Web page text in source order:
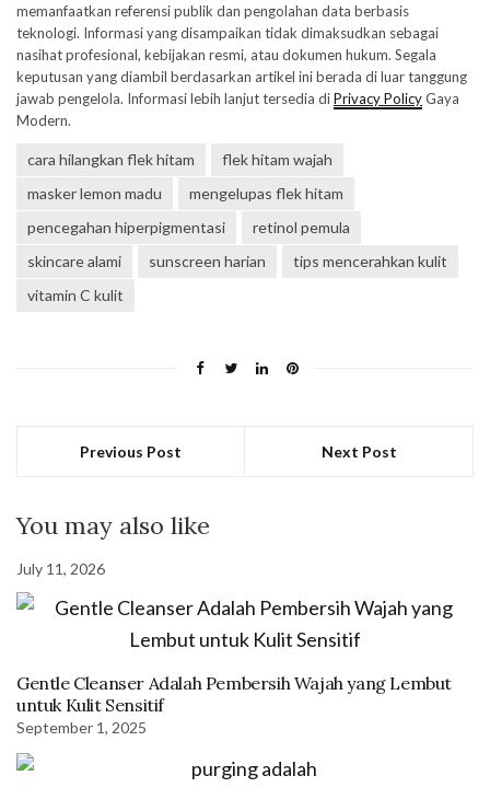
memanfaatkan referensi publik dan pengolahan data berbasis
teknologi. Informasi yang disampaikan tidak dimaksudkan sebagai
nasihat profesional, kebijakan resmi, atau dokumen hukum. Segala
keputusan yang diambil berdasarkan artikel ini berada di luar tanggung
jawab pengelola. Informasi lebih lanjut tersedia diPrivacy PolicyGaya
Modern.
cara hilangkan flek hitam
flek hitam wajah
masker lemon madu
mengelupas flek hitam
pencegahan hiperpigmentasi
retinol pemula
skincare alami
sunscreen harian
tips mencerahkan kulit
vitamin C kulit
Previous Post Next Post
You may also like
July 11, 2026
Gentle Cleanser Adalah Pembersih Wajah yang Lembut
untuk Kulit Sensitif
September 1, 2025